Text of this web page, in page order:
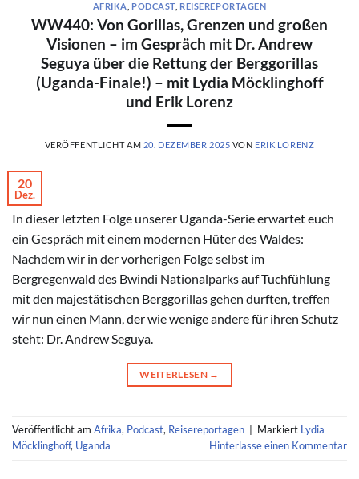
AFRIKA PODCAST, REISEREPORTAGEN
WW440: Von Gorillas, Grenzen und großen
Visionen – im Gespräch mit Dr. Andrew
Seguya über die Rettung der Berggorillas
(Uganda-Finale!) – mit Lydia Möcklinghoff
und Erik Lorenz
VERÖFFENTLICHT AM 20. DEZEMBER 2025 VON ERIK LORENZ
20
Dez.
In dieser letzten Folge unserer Uganda-Serie erwartet euch
ein Gespräch mit einem modernen Hüter des Waldes:
Nachdem wir in der vorherigen Folge selbst im
Bergregenwald des Bwindi Nationalparks auf Tuchfühlung
mit den majestätischen Berggorillas gehen durften, treffen
wir nun einen Mann, der wie wenige andere für ihren Schutz
steht: Dr. Andrew Seguya.
WEITERLESEN →
Veröffentlicht am Afrika, Podcast, Reisereportagen Markiert Lydia
Möcklinghoff, Uganda Hinterlasse einen Kommentar